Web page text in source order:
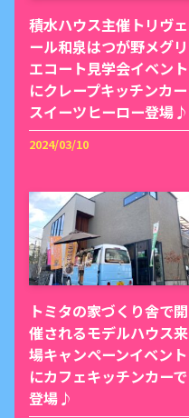
積水ハウス主催トリヴェ
ール和泉はつが野メグリ
エコート見学会イベント
にクレープキッチンカー
スイーツヒーロー登場♪
2024/03/10
トミタの家づくり舎で開
催されるモデルハウス来
場キャンペーンイベント
にカフェキッチンカーで
登場♪